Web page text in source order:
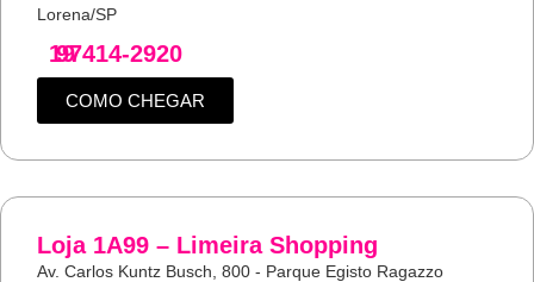
Lorena/SP
19
97414-2920
COMO CHEGAR
Loja 1A99 – Limeira Shopping
Av. Carlos Kuntz Busch, 800 - Parque Egisto Ragazzo